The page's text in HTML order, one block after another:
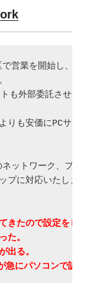
営業を開始し、個
も外部委託させて
りも安価にPCサポ
ットワーク、プリ
プに対応いたします
きたので設定をした
た。
出る。
急にパソコンで認識